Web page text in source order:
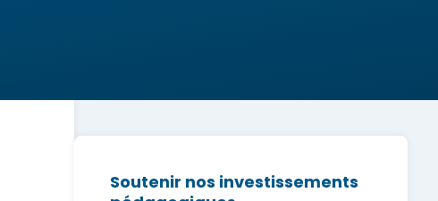
Soutenir nos investissements